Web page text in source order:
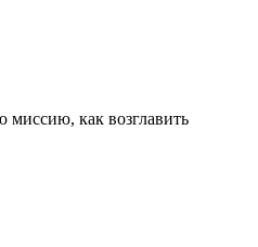
миссию, как возглавить